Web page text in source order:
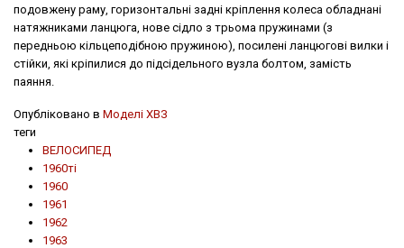
подовжену раму, горизонтальні задні крiплення колеса обладнані
натяжниками ланцюга, нове сідло з трьома пружинами (з
передньою кільцеподібною пружиною), посилені ланцюгові вилки і
стійки, які кріпилися до підсідельного вузла болтом, замість
паяння.
Опубліковано в Моделі ХВЗ
теги
ВЕЛОСИПЕД
1960ті
1960
1961
1962
1963